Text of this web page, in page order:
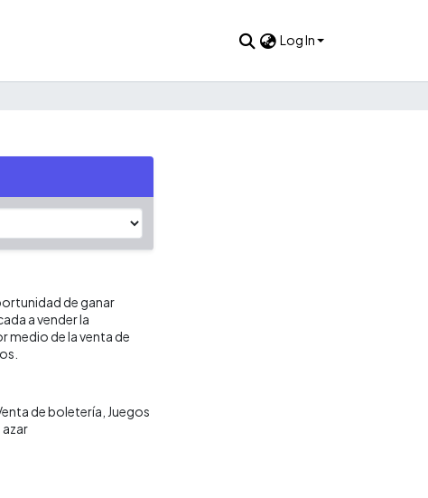
Log In
de ganar
a vender la
de la venta de
de boletería Juegos
azar